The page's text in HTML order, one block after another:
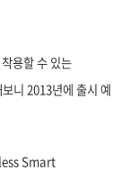
용할 수 있는
니 2013년에 출시 예
Smart